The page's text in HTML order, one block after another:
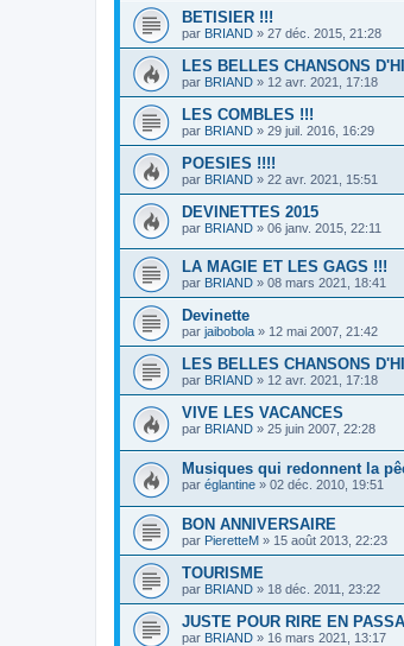
BETISIER !!!
par BRIAND » 27 déc. 2015, 21:28
LES BELLES CHANSONS
par BRIAND » 12 avr. 2021, 17:18
LES COMBLES !!!
par BRIAND » 29 juil. 2016, 16:29
POESIES !!!!
par BRIAND » 22 avr. 2021, 15:51
DEVINETTES 2015
par BRIAND » 06 janv. 2015, 22:11
LA MAGIE ET LES GAGS !!!
par BRIAND » 08 mars 2021, 18:41
Devinette
par jaibobola » 12 mai 2007, 21:42
LES BELLES CHANSONS
par BRIAND » 12 avr. 2021, 17:18
VIVE LES VACANCES
par BRIAND » 25 juin 2007, 22:28
Musiques qui redonnent la
par églantine » 02 déc. 2010, 19:51
BON ANNIVERSAIRE
par PieretteM » 15 août 2013, 22:23
TOURISME
par BRIAND » 18 déc. 2011, 23:22
JUSTE POUR RIRE EN
par BRIAND » 16 mars 2021, 13:17